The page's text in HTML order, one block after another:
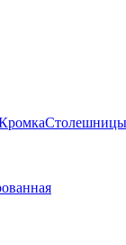
Столешницы